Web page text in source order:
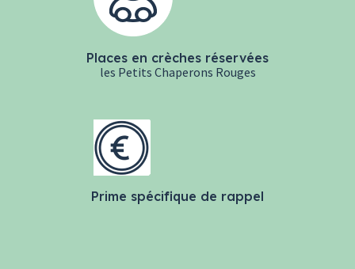
Places en crèches réservées
les Petits Chaperons Rouges
Prime spécifique de rappel